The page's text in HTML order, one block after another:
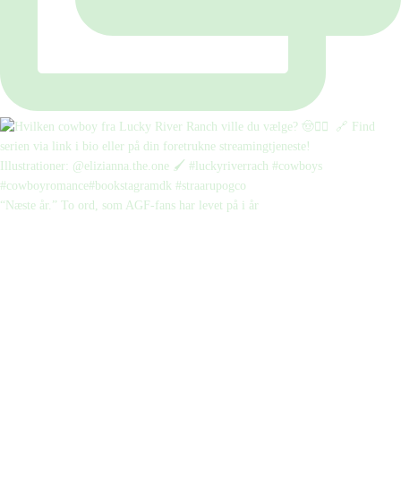
“Næste år.” To ord, som AGF-fans har levet på i år